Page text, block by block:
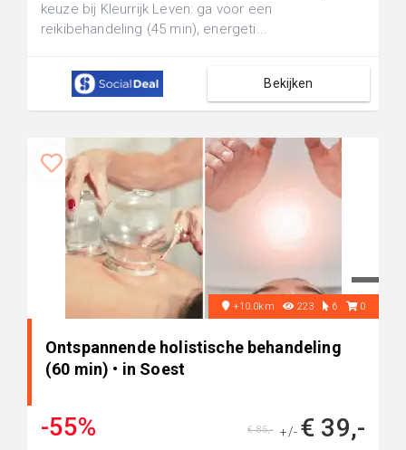
keuze bij Kleurrijk Leven: ga voor een
reikibehandeling (45 min), energeti...
Bekijken
+10.0km 223 6 0
Ontspannende holistische behandeling
(60 min) • in Soest
-55% +/- € 39,-
€ 85,-